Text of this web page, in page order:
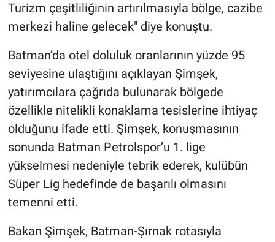
Turizm çeşitliliğinin artırılmasıyla bölge, cazibe
merkezi haline gelecek" diye konuştu.
Batman’da otel doluluk oranlarının yüzde 95
seviyesine ulaştığını açıklayan Şimşek,
yatırımcılara çağrıda bulunarak bölgede
özellikle nitelikli konaklama tesislerine ihtiyaç
olduğunu ifade etti. Şimşek, konuşmasının
sonunda Batman Petrolspor’u 1. lige
yükselmesi nedeniyle tebrik ederek, kulübün
Süper Lig hedefinde de başarılı olmasını
temenni etti.
Bakan Şimşek, Batman-Şırnak rotasıyla